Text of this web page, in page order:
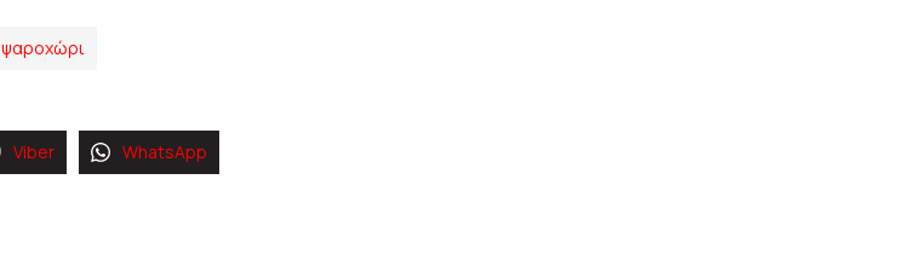
ψαροχώρι
Viber WhatsApp